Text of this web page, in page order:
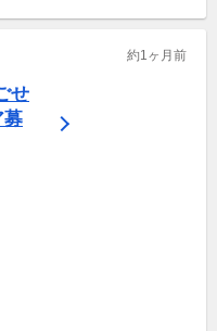
約1ヶ月前
せ
募